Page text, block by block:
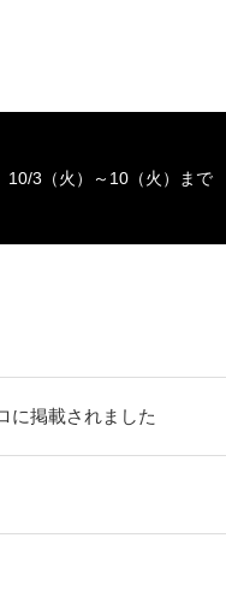
10/3（火）～10（火）まで
に掲載されました